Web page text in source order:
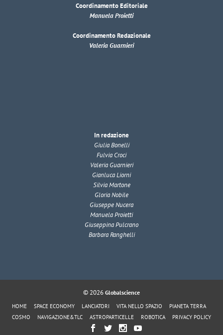
Coordinamento Editoriale
Manuela Proietti
Coordinamento Redazionale
Valeria Guarnieri
In redazione
Giulia Bonelli
Fulvia Croci
Valeria Guarnieri
Gianluca Liorni
Silvia Martone
Gloria Nobile
Giuseppe Nucera
Manuela Proietti
Giuseppina Pulcrano
Barbara Ranghelli
© 2026 Globalscience
HOME SPACE ECONOMY LANCIATORI VITA NELLO SPAZIO
PIANETA TERRA
COSMO
NAVIGAZIONE&TLC ASTROPARTICELLE ROBOTICA PRIVACY POLICY